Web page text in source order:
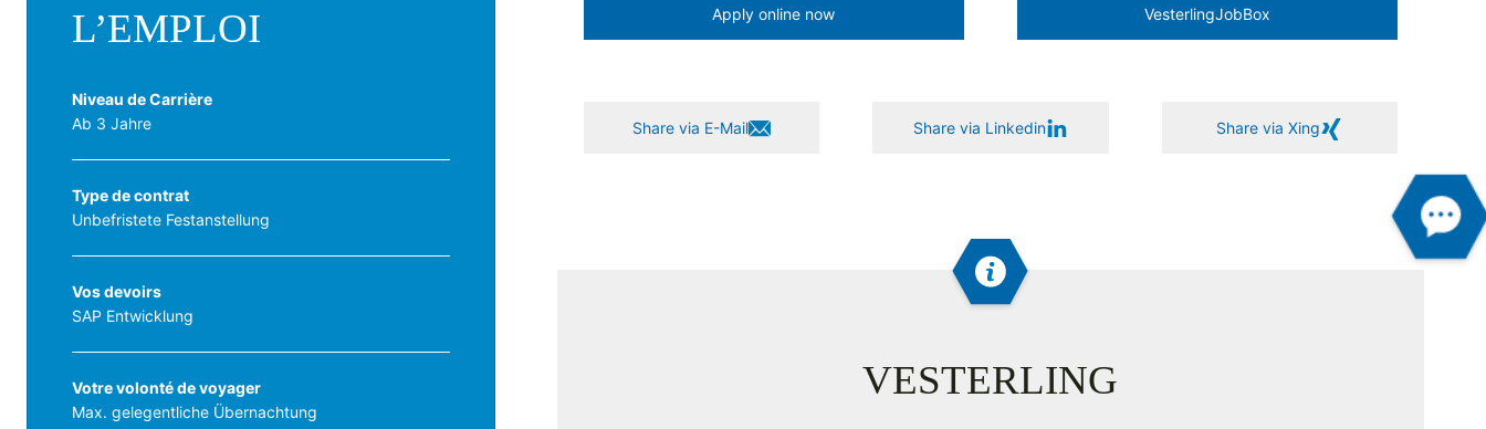
L’EMPLOI
Niveau de Carrière
Ab 3 Jahre
Type de contrat
Unbefristete Festanstellung
Vos devoirs
SAP Entwicklung
Votre volonté de voyager
Max. gelegentliche Übernachtung
Apply online now Vesterling­JobBox
Share via E-Mail Share via Linkedin Share via Xing
VESTERLING